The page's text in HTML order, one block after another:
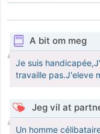
A bit om meg
Je suis
travaille pas.J'eleve
Jeg vil at
Un homme